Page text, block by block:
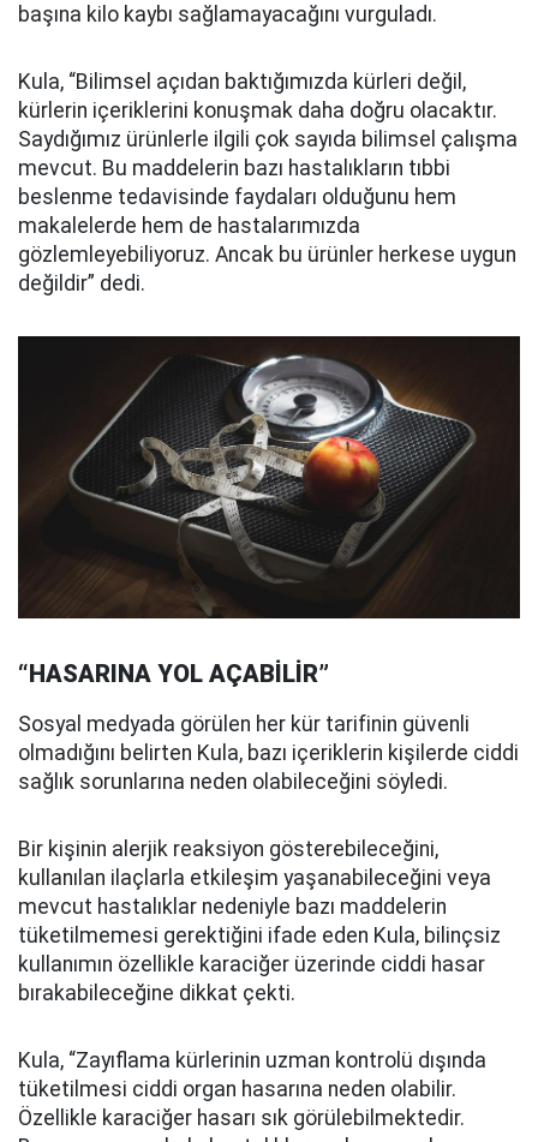
başına kilo kaybı sağlamayacağını vurguladı.
Kula, “Bilimsel açıdan baktığımızda kürleri değil,
kürlerin içeriklerini konuşmak daha doğru olacaktır.
Saydığımız ürünlerle ilgili çok sayıda bilimsel çalışma
mevcut. Bu maddelerin bazı hastalıkların tıbbi
beslenme tedavisinde faydaları olduğunu hem
makalelerde hem de hastalarımızda
gözlemleyebiliyoruz. Ancak bu ürünler herkese uygun
değildir” dedi.
“HASARINA YOL AÇABİLİR”
Sosyal medyada görülen her kür tarifinin güvenli
olmadığını belirten Kula, bazı içeriklerin kişilerde ciddi
sağlık sorunlarına neden olabileceğini söyledi.
Bir kişinin alerjik reaksiyon gösterebileceğini,
kullanılan ilaçlarla etkileşim yaşanabileceğini veya
mevcut hastalıklar nedeniyle bazı maddelerin
tüketilmemesi gerektiğini ifade eden Kula, bilinçsiz
kullanımın özellikle karaciğer üzerinde ciddi hasar
bırakabileceğine dikkat çekti.
Kula, “Zayıflama kürlerinin uzman kontrolü dışında
tüketilmesi ciddi organ hasarına neden olabilir.
Özellikle karaciğer hasarı sık görülebilmektedir.